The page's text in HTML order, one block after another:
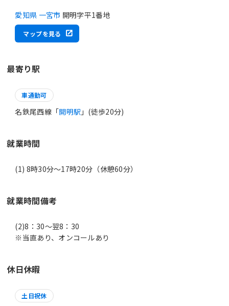
愛知県 一宮市 開明字平1番地
マップを見る
最寄り駅
車通勤可
名鉄尾西線「開明駅 」(徒歩20分)
就業時間
(1) 8時30分〜17時20分（休憩60分）
就業時間備考
(2)8：30～翌8：30
休日休暇
土日祝休